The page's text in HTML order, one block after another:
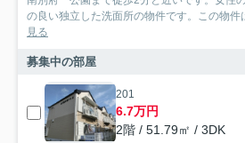
の良い独立した洗面所の物件です。この物件
見る
募集中の部屋
201
6.7万円
2階 / 51.79㎡ / 3DK